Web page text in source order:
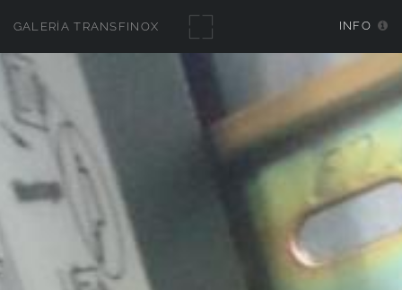
GALERÍA TRANSFINOX INFO